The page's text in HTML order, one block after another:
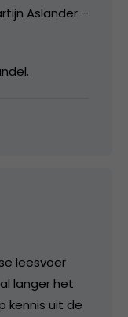
Aslander –
leesvoer
langer het
kennis uit de